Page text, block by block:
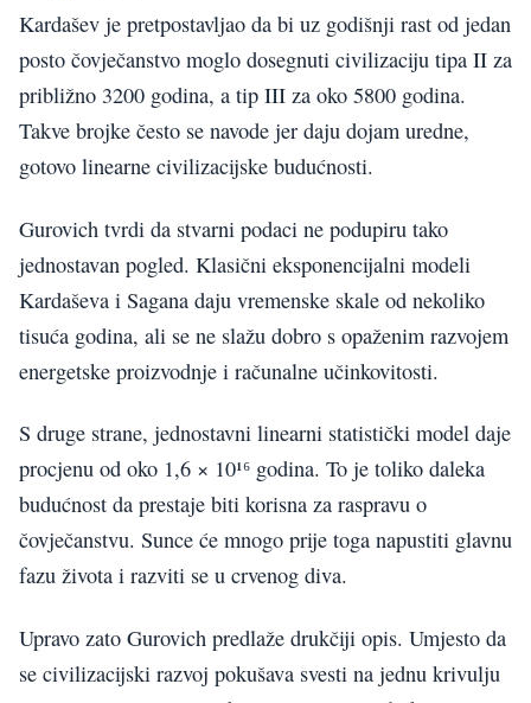
Kardašev je pretpostavljao da bi uz godišnji rast od jedan
posto čovječanstvo moglo dosegnuti civilizaciju tipa II za
približno 3200 godina, a tip III za oko 5800 godina.
Takve brojke često se navode jer daju dojam uredne,
gotovo linearne civilizacijske budućnosti.
Gurovich tvrdi da stvarni podaci ne podupiru tako
jednostavan pogled. Klasični eksponencijalni modeli
Kardaševa i Sagana daju vremenske skale od nekoliko
tisuća godina, ali se ne slažu dobro s opaženim razvojem
energetske proizvodnje i računalne učinkovitosti.
S druge strane, jednostavni linearni statistički model daje
procjenu od oko 1,6 × 10¹⁶ godina. To je toliko daleka
budućnost da prestaje biti korisna za raspravu o
čovječanstvu. Sunce će mnogo prije toga napustiti glavnu
fazu života i razviti se u crvenog diva.
Upravo zato Gurovich predlaže drukčiji opis. Umjesto da
se civilizacijski razvoj pokušava svesti na jednu krivulju